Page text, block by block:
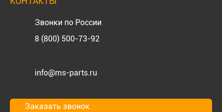
Звонки по России
8 (800) 500-73-92
info@ms-parts.ru
Заказать звонок